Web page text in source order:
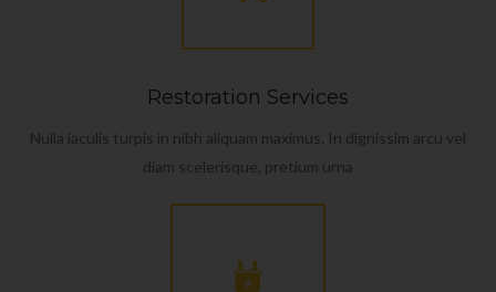
Restoration Services
Nulla iaculis turpis in nibh aliquam maximus. In dignissim arcu vel
diam scelerisque, pretium urna